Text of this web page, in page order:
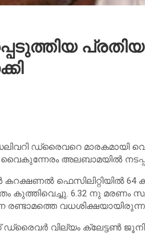
ഡ്രൈവറെ മാരകമായി
വൈകുന്നേരം അലബാമയിൽ
ഫെസിലിറ്റിയിൽ 64
കുത്തിവെച്ചു. 6.32 നു മരണം
ഡ്രൈവർ വില്യം ക്ലേട്ടൺ